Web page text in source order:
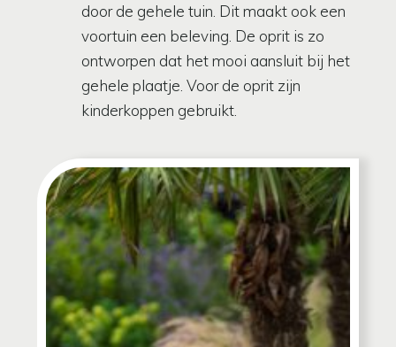
door de gehele tuin. Dit maakt ook een
voortuin een beleving. De oprit is zo
ontworpen dat het mooi aansluit bij het
gehele plaatje. Voor de oprit zijn
kinderkoppen gebruikt.